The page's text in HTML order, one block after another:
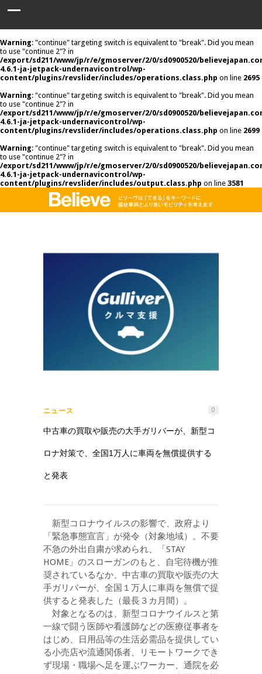
Warning: "continue" targeting switch is equivalent to "break". Did you mean
to use "continue 2"? in
/export/sd211/www/jp/r/e/gmoserver/2/0/sd0900520/
4.6.1-ja-jetpack-undernavicontrol/wp-
content/plugins/revslider/includes/operations.class.php on line 2695
Warning: "continue" targeting switch is equivalent to "break". Did you mean
to use "continue 2"? in
/export/sd211/www/jp/r/e/gmoserver/2/0/sd0900520/
4.6.1-ja-jetpack-undernavicontrol/wp-
content/plugins/revslider/includes/operations.class.php on line 2699
Warning: "continue" targeting switch is equivalent to "break". Did you mean
to use "continue 2"? in
/export/sd211/www/jp/r/e/gmoserver/2/0/sd0900520/
4.6.1-ja-jetpack-undernavicontrol/wp-
content/plugins/revslider/includes/output.class.php on line 3581
ニュース 0
中古車の買取や販売の大手ガリバーが、新型コ
ロナ対策で、全国1万人に車両を無償提供する
と発表
新型コロナウイルスの影響で、政府より
「緊急事態宣言」が発令（対象地域）。不要
不急の外出自粛が求められ、「STAY
HOME」のスローガンのもと、自宅待機が推
奨されているなか、中古車の買取や販売の大
手ガリバーが、全国１万人に車両を無償で提
供すると発表した（最長３カ月間）。
対象となるのは、新型コロナウイルスと第
一線で闘う医師や看護師などの医療従事者を
はじめ、日用品等の生活必需品を提供してい
る小売店や流通関係者、リモートワークでき
ず現場・職場へ足を運ぶワーカー、通院を必